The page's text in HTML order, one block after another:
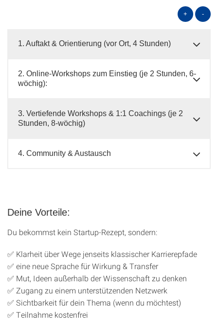
+ -
1. Auftakt & Orientierung (vor Ort, 4 Stunden)
2. Online-Workshops zum Einstieg (je 2 Stunden, 6-
wöchig):
3. Vertiefende Workshops & 1:1 Coachings (je 2
Stunden, 8-wöchig)
4. Community & Austausch
Deine Vorteile:
Du bekommst kein Startup-Rezept, sondern:
✅ Klarheit über Wege jenseits klassischer Karrierepfade
✅ eine neue Sprache für Wirkung & Transfer
✅ Mut, Ideen außerhalb der Wissenschaft zu denken
✅ Zugang zu einem unterstützenden Netzwerk
✅ Sichtbarkeit für dein Thema (wenn du möchtest)
✅ Teilnahme kostenfrei